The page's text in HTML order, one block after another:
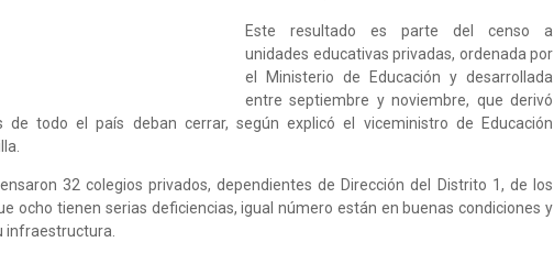
Este resultado es parte del censo a
unidades educativas privadas, ordenada por
el Ministerio de Educación y desarrollada
entre septiembre y noviembre, que derivó
de todo el país deban cerrar, según explicó el viceministro de Educación
32 colegios privados, dependientes de Dirección del Distrito 1, de los
ocho tienen serias deficiencias, igual número están en buenas condiciones y
infraestructura.